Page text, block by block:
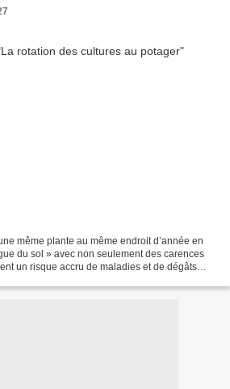
même plante au même endroit d’année en
du sol » avec non seulement des carences
un risque accru de maladies et de dégâts